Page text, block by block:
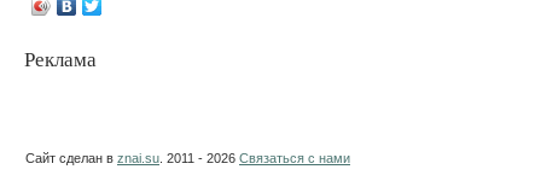
Реклама
Сайт сделан в znai.su . 2011 - 2026 Связаться с нами